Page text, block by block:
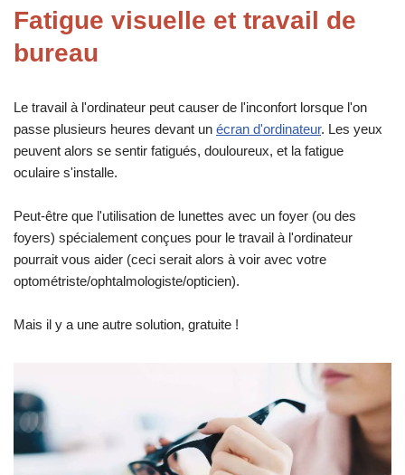
Fatigue visuelle et travail de
bureau
Le travail à l'ordinateur peut causer de l'inconfort lorsque l'on
passe plusieurs heures devant un écran d'ordinateur. Les yeux
peuvent alors se sentir fatigués, douloureux, et la fatigue
oculaire s'installe.
Peut-être que l'utilisation de lunettes avec un foyer (ou des
foyers) spécialement conçues pour le travail à l'ordinateur
pourrait vous aider (ceci serait alors à voir avec votre
optométriste/ophtalmologiste/opticien).
Mais il y a une autre solution, gratuite !